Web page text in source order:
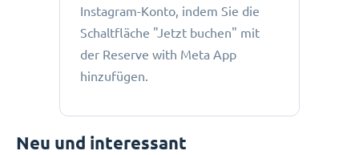
Instagram-Konto, indem Sie die
Schaltfläche "Jetzt buchen" mit
der Reserve with Meta App
hinzufügen.
Neu und interessant